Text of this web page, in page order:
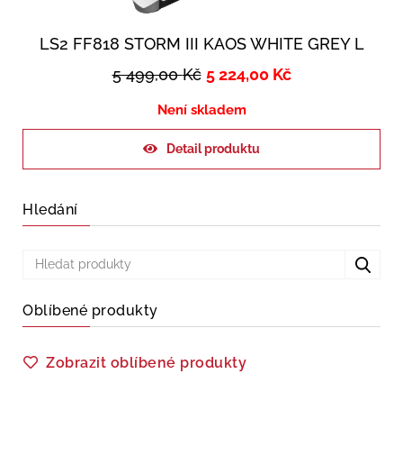
LS2 FF818 STORM III KAOS WHITE GREY L
5 499,00Kč 5 224,00 Kč
Není skladem
Detail produktu
Hledání
Oblíbené produkty
Zobrazit oblíbené produkty